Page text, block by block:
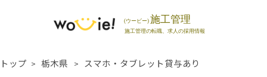
トップ 栃木県 スマホ・タブレット貸与あり